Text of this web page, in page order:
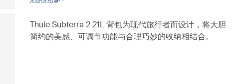
Thule Subterra 2 21L 背包为现代旅行者而设计，将大胆
简约的美感、可调节功能与合理巧妙的收纳相结合。